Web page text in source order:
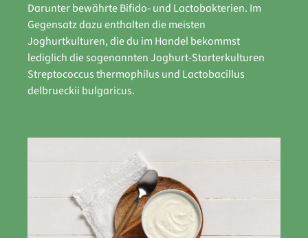
Darunter bewährte Bifido- und Lactobakterien. Im
Gegensatz dazu enthalten die meisten
Joghurtkulturen, die du im Handel bekommst
lediglich die sogenannten Joghurt-Starterkulturen
Streptococcus thermophilus und Lactobacillus
delbrueckii bulgaricus.